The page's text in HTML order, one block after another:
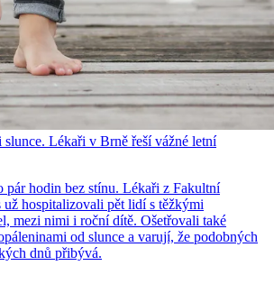
Lékaři v Brně řeší vážné letní
pár hodin bez stínu. Lékaři z Fakultní
už hospitalizovali pět lidí s těžkými
mezi nimi i roční dítě. Ošetřovali také
od slunce a varují, že podobných
dnů přibývá.